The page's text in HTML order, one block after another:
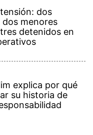
dos
menores
detenidos en
explica por qué
su historia de